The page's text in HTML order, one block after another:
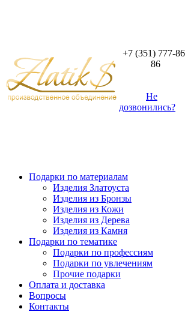
+7 (351) 777-
86
Не
дозвонились?
Подарки по материалам
Изделия Златоуста
Изделия из Бронзы
Изделия из Кожи
Изделия из Дерева
Изделия из Камня
Подарки по тематике
Подарки по профессиям
Подарки по увлечениям
Прочие подарки
Оплата и доставка
Вопросы
Контакты